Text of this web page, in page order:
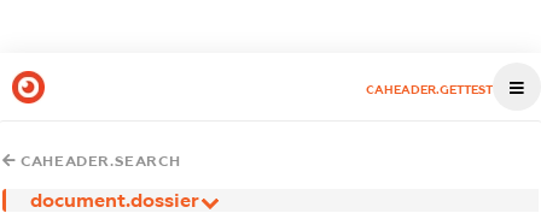
CAHEADER.GETTEST
CAHEADER.SEARCH
document.dossier